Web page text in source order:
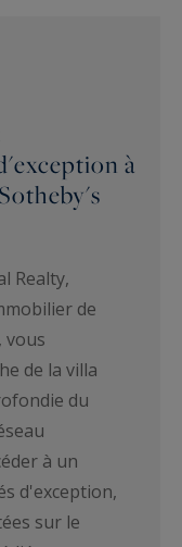
à
Realty,
de
vous
de la villa
du
à un
d'exception,
sur le